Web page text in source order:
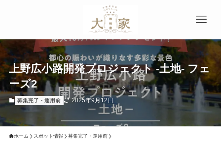
上野広小路開発プロジェクト -土地- フェ
ーズ2
募集完了・運用前 2025年9月12日
ホーム スポット情報 募集完了・運用前